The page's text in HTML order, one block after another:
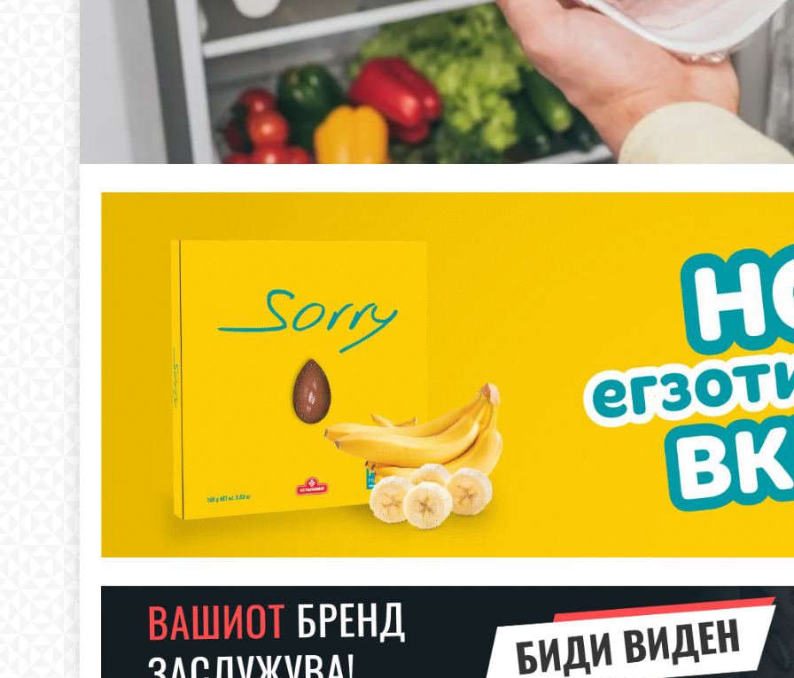
━ pricing plans
Free
бесплатно
$100 / yearplaceholder